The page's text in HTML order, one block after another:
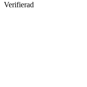
Verifierad